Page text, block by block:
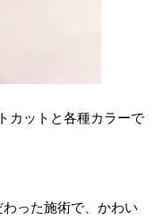
カットと各種カラーで
った施術で、かわい